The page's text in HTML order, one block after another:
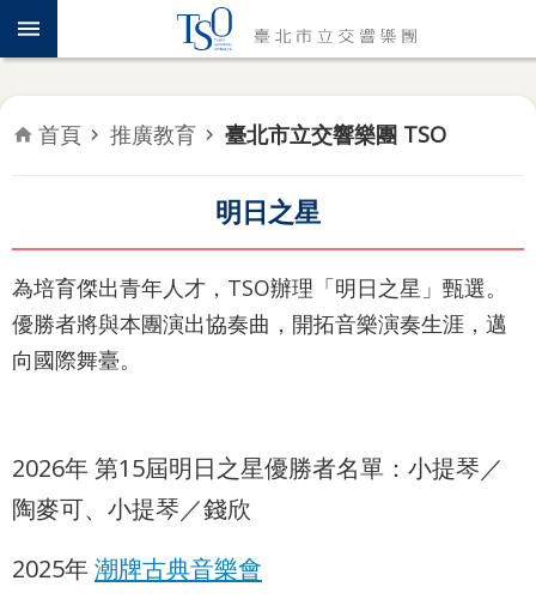
跳到主要內容區塊
認
識
年
音
樂
會
教
育
最
新
首頁 推廣教育 臺北市立交響樂團 TSO
明日之星
為培育傑出青年人才，TSO辦理「明日之星」甄選。
優勝者將與本團演出協奏曲，開拓音樂演奏生涯，邁
向國際舞臺。
2026年 第15屆明日之星優勝者名單：小提琴／
陶麥可、小提琴／錢欣
2025年潮牌古典音樂會